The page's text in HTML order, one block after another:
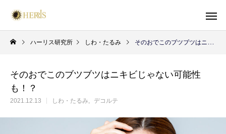
ハーリス研究所 しわ・たるみ そのおでこのブツブツはニキビじゃない可能性も！？
そのおでこのブツブツはニキビじゃない可能性
も！？
2021.12.13 しわ・たるみ デコルテ